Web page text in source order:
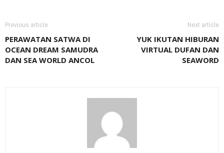
Previous article
PERAWATAN SATWA DI
OCEAN DREAM SAMUDRA
DAN SEA WORLD ANCOL
Next article
YUK IKUTAN HIBURAN
VIRTUAL DUFAN DAN
SEAWORD